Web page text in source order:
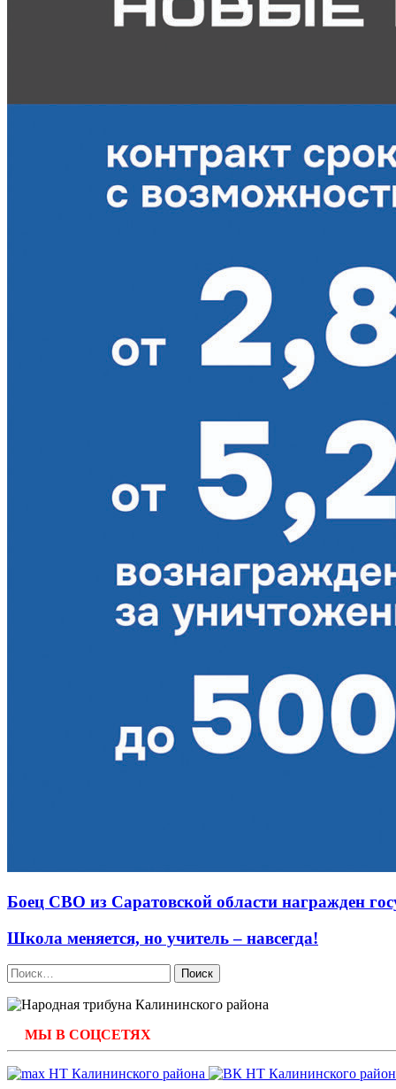
Боец СВО из Саратовской области награжден
Школа меняется, но учитель – навсегда!
Найти:
МЫ В СОЦСЕТЯХ